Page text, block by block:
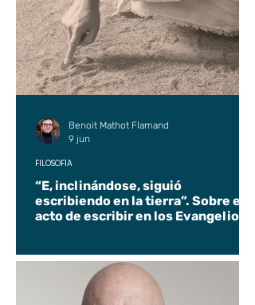
“E, inclinándose, siguió
escribiendo en la tierra”. Sobre el
acto de escribir en los Evangelios.
FILOSOFÍA
Benoit Mathot Flamand
9 jun